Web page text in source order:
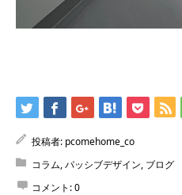
投稿者: pcomehome_co
コラム,パッシブデザイン, ブログ
コメント:0